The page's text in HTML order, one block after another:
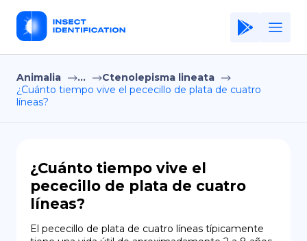
Home
Application
Privacy Policy
Animalia ...
Ctenolepisma lineata
¿Cuánto tiempo vive el pececillo de plata de cuatro
líneas?
¿Cuánto tiempo vive el
pececillo de plata de cuatro
líneas?
El pececillo de plata de cuatro líneas típicamente